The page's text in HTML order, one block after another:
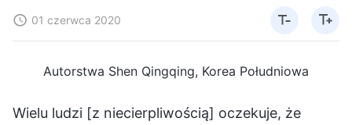
01 czerwca 2020
Autorstwa Shen Qingqing, Korea Południowa
Wielu ludzi [z niecierpliwością] oczekuje, że